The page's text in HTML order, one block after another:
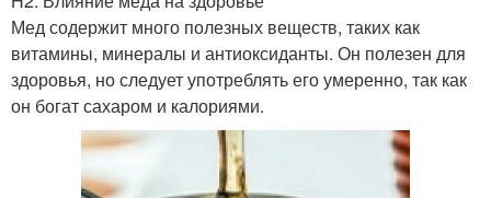
Мед содержит много полезных веществ, таких как
витамины, минералы и антиоксиданты. Он полезен для
здоровья, но следует употреблять его умеренно, так как
он богат сахаром и калориями.